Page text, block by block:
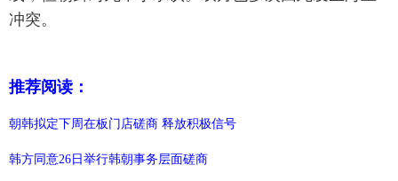
冲突。
推荐阅读：
朝韩拟定下周在板门店磋商 释放积极信号
韩方同意26日举行韩朝事务层面磋商